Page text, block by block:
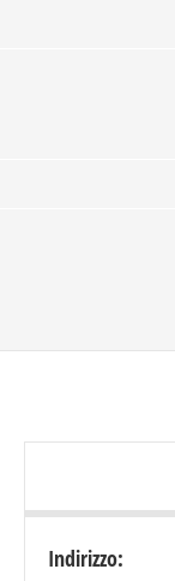
Indirizzo: